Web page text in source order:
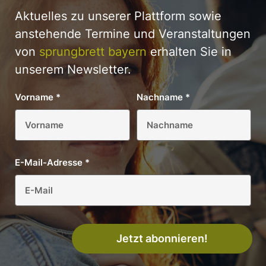
Aktuelles zu unserer Plattform sowie
anstehende Termine und Veranstaltungen
von sprungbrett bayernerhalten Sie in
unserem Newsletter.
Vorname * Nachname *
E-Mail-Adresse *
Jetzt abonnieren!